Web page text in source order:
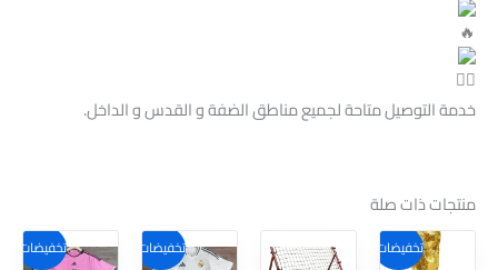
خدمة التوصيل متاحة لجميع مناطق الضفة و القدس و الداخل.
منتجات ذات صلة
تخفيضات!
هناك
تخفيضات!
هناك
تخفيضات!
هناك